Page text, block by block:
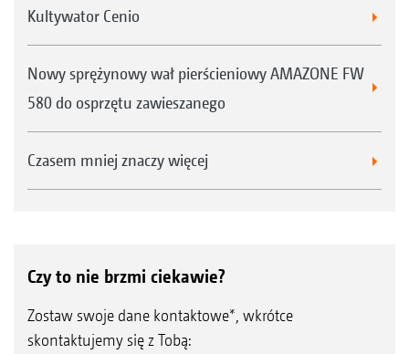
Kultywator Cenio
Nowy sprężynowy wał pierścieniowy AMAZONE FW
580 do osprzętu zawieszanego
Czasem mniej znaczy więcej
Czy to nie brzmi ciekawie?
Zostaw swoje dane kontaktowe*, wkrótce
skontaktujemy się z Tobą: